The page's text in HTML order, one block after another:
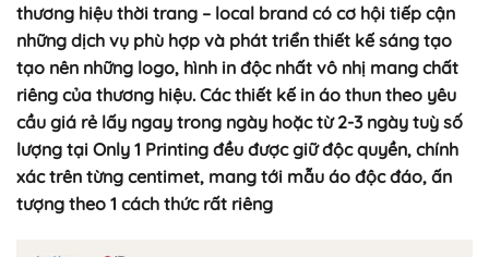
thương hiệu thời trang – local brand có cơ hội tiếp cận
những dịch vụ phù hợp và phát triển thiết kế sáng tạo
tạo nên những logo, hình in độc nhất vô nhị mang chất
riêng của thương hiệu. Các thiết kế in áo thun theo yêu
cầu giá rẻ lấy ngay trong ngày hoặc từ 2-3 ngày tuỳ số
lượng tại Only 1 Printing đều được giữ độc quyền, chính
xác trên từng centimet, mang tới mẫu áo độc đáo, ấn
tượng theo 1 cách thức rất riêng